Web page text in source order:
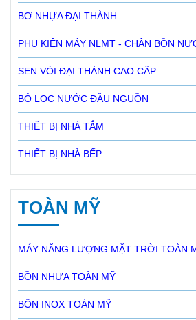
BƠ NHỰA ĐẠI THÀNH
PHỤ KIỆN MÁY NLMT - CHÂN BỒN
SEN VÒI ĐẠI THÀNH CAO CẤP
BỘ LỌC NƯỚC ĐẦU NGUỒN
THIẾT BỊ NHÀ TẮM
THIẾT BỊ NHÀ BẾP
TOÀN MỸ
MÁY NĂNG LƯỢNG MẶT TRỜI TOÀN
BỒN NHỰA TOÀN MỸ
BỒN INOX TOÀN MỸ